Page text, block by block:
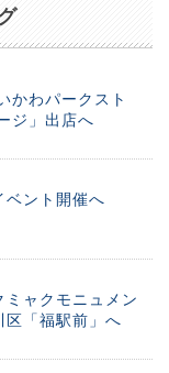
かわパークスト
ジ」出店へ
ベント開催へ
ャクモニュメン
区「福駅前」へ